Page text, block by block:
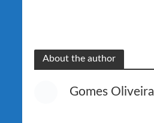
About the author
Gomes Oliveira